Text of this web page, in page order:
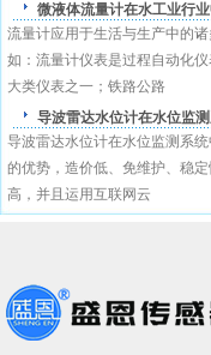
微液体流量计在水工业行
流量计应用于生活与生产中的诸
如：流量计仪表是过程自动化
大类仪表之一；铁路公路
导波雷达水位计在水位监
导波雷达水位计在水位监测系
的优势，造价低、免维护、稳
高，并且运用互联网云